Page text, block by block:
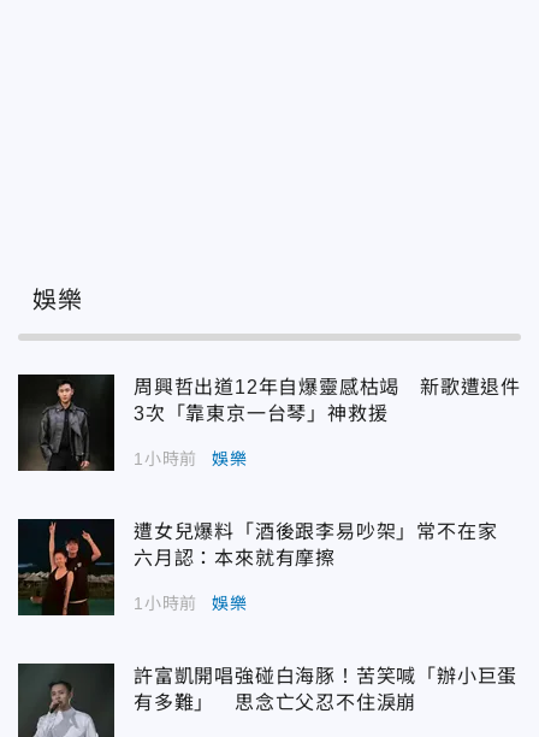
娛樂
周興哲出道12年自爆靈感枯竭 新歌遭退件
3次「靠東京一台琴」神救援
1小時前 娛樂
遭女兒爆料「酒後跟李易吵架」常不在家
六月認：本來就有摩擦
1小時前 娛樂
許富凱開唱強碰白海豚！苦笑喊「辦小巨蛋
有多難」 思念亡父忍不住淚崩